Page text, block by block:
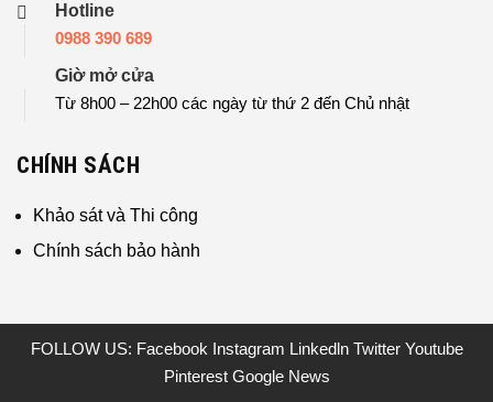
Hotline
0988 390 689
Giờ mở cửa
Từ 8h00 – 22h00 các ngày từ thứ 2 đến Chủ nhật
CHÍNH SÁCH
Khảo sát và Thi công
Chính sách bảo hành
FOLLOW US: Facebook Instagram Linkedln Twitter Youtube
Pinterest Google News